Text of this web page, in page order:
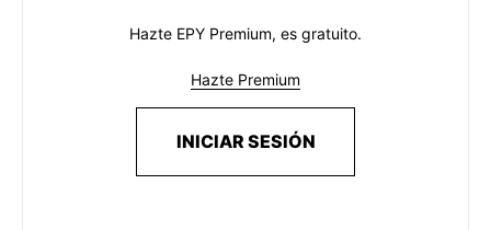
Hazte EPY Premium, es gratuito.
Hazte Premium
INICIAR SESIÓN